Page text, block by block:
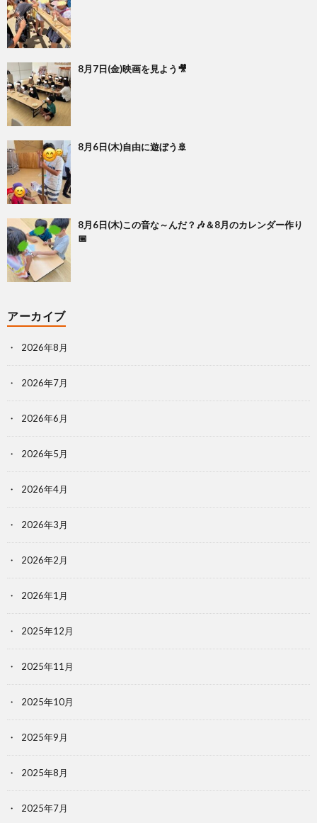
8月7日(金)映画を見よう🎥
8月6日(木)自由に遊ぼう🚢
8月6日(木)この音な～んだ？🎶＆8月のカレンダー作り
📅
アーカイブ
2026年8月
2026年7月
2026年6月
2026年5月
2026年4月
2026年3月
2026年2月
2026年1月
2025年12月
2025年11月
2025年10月
2025年9月
2025年8月
2025年7月